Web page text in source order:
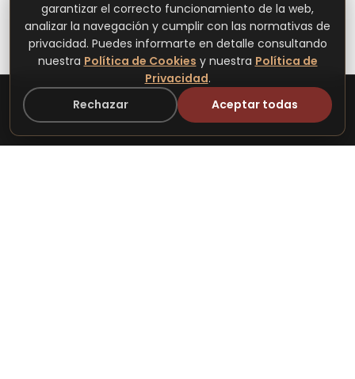
garantizar el correcto funcionamiento de la web,
analizar la navegación y cumplir con las normativas de
privacidad. Puedes informarte en detalle consultando
nuestra Política de Cookies y nuestra Política de
Privacidad.
Rechazar
Aceptar todas